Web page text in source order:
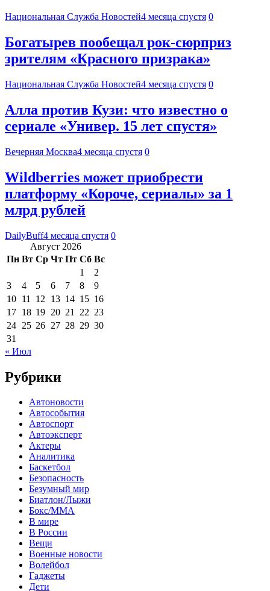
Национальная Служба Новостей4 месяца спустя 0
Богатырев пообещал рок-сюрприз
зрителям «Красного призрака»
Национальная Служба Новостей4 месяца спустя 0
Алла против Кузи: что известно о
сериале «Универ. 15 лет спустя»
Вечерняя Москва4 месяца спустя 0
Wildberries может приобрести
платформу «Короче, сериалы» за 1
млрд рублей
DailyBuff4 месяца спустя 0
Август 2026
Пн Вт Ср Чт Пт Сб Вс
1
2
3
4 5 6 7 8
9
10 11 12 13 14 15 16
17 18 19 20 21 22 23
24 25 26 27 28 29 30
31
« Июл
Рубрики
Автоновости
Автособытия
Автоспорт
Автоэксперт
Актеры
Аналитика
Баскетбол
Безопасность
Безумный мир
Биатлон/Лыжи
Бокс/MMA
В мире
В России
Вещи
Военные новости
Волейбол
Гаджеты
Дети